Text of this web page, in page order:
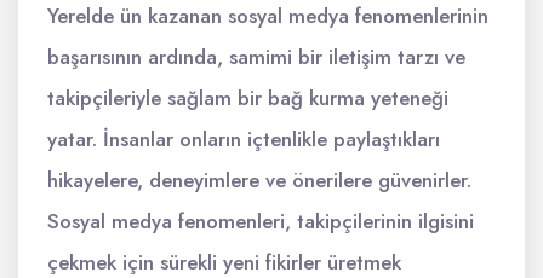
Yerelde ün kazanan sosyal medya fenomenlerinin
başarısının ardında, samimi bir iletişim tarzı ve
takipçileriyle sağlam bir bağ kurma yeteneği
yatar. İnsanlar onların içtenlikle paylaştıkları
hikayelere, deneyimlere ve önerilere güvenirler.
Sosyal medya fenomenleri, takipçilerinin ilgisini
çekmek için sürekli yeni fikirler üretmek